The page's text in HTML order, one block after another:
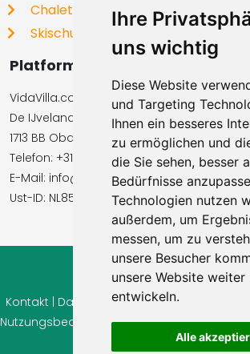
Ihre
uns wichtig
Diese Website
und Targeting
Ihnen ein besseres
zu ermöglichen und
die Sie sehen, besser
Bedürfnisse
Technologien nutzen
außerdem, um
messen, um zu
unsere Besucher
unsere Website weiter
entwickeln.
Alle
Chalets
Skischulen
Platformbetreiber
VidaVilla.com BV
De IJvelandssloot 20
1713 BB Obdam, Niederlande
Telefon: +31854016545
E-Mail: info@vidavilla.com
Ust-ID: NL855781919B01
© 2026 Ferienhaus-
Kontakt Datenschutz|Cookie Einstellungen
Nutzungsbedingungen|Impressum|